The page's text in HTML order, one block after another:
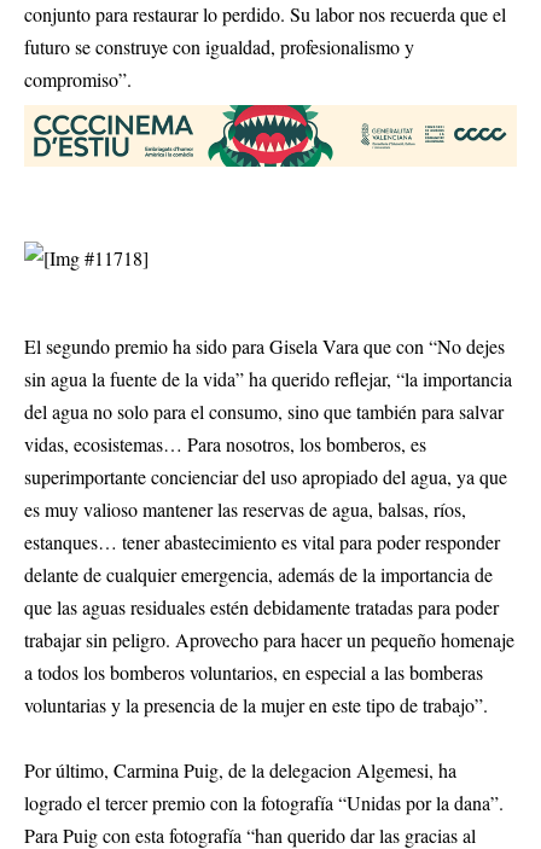
conjunto para restaurar lo perdido. Su labor nos recuerda que el
futuro se construye con igualdad, profesionalismo y
compromiso”.
El segundo premio ha sido para Gisela Vara que con “No dejes
sin agua la fuente de la vida” ha querido reflejar, “la importancia
del agua no solo para el consumo, sino que también para salvar
vidas, ecosistemas… Para nosotros, los bomberos, es
superimportante concienciar del uso apropiado del agua, ya que
es muy valioso mantener las reservas de agua, balsas, ríos,
estanques… tener abastecimiento es vital para poder responder
delante de cualquier emergencia, además de la importancia de
que las aguas residuales estén debidamente tratadas para poder
trabajar sin peligro. Aprovecho para hacer un pequeño homenaje
a todos los bomberos voluntarios, en especial a las bomberas
voluntarias y la presencia de la mujer en este tipo de trabajo”.
Por último, Carmina Puig, de la delegacion Algemesi, ha
logrado el tercer premio con la fotografía “Unidas por la dana”.
Para Puig con esta fotografía “han querido dar las gracias al